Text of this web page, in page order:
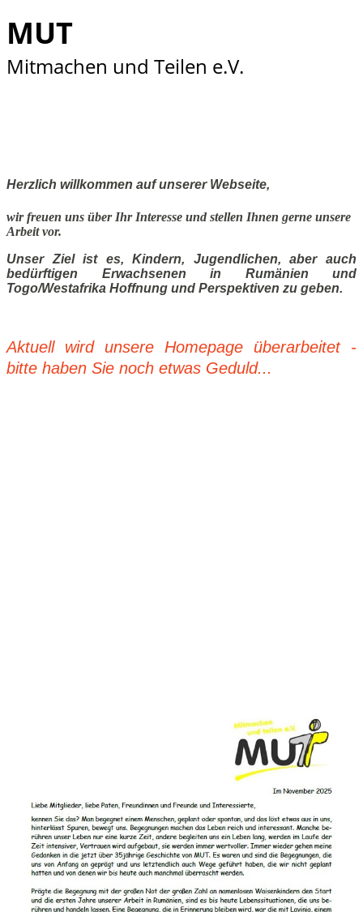
MUT
Mitmachen und Teilen e.V.
Herzlich willkommen auf unserer Webseite,
wir freuen uns über Ihr Interesse und stellen Ihnen gerne unsere
Arbeit vor.
Unser Ziel ist es, Kindern, Jugendlichen, aber auch
bedürftigen Erwachsenen in Rumänien und
Togo/Westafrika Hoffnung und Perspektiven zu geben.
Aktuell wird unsere Homepage überarbeitet -
bitte haben Sie noch etwas Geduld...